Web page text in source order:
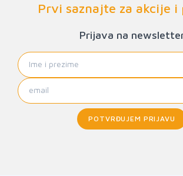
Prvi saznajte za akcije i
Prijava na
POTVRĐUJEM PRIJAVU